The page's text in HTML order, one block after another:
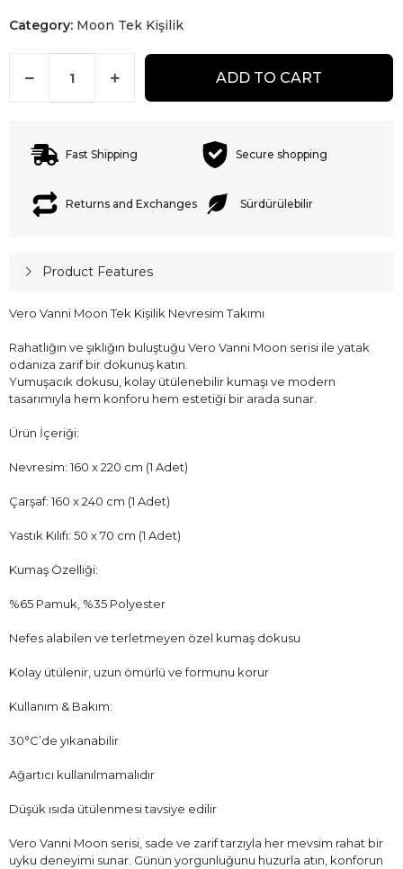
Category: Moon Tek Kişilik
ADD TO CART
Fast Shipping Secure shopping
Returns and Exchanges Sürdürülebilir
Product Features
Vero Vanni Moon Tek Kişilik Nevresim Takımı
Rahatlığın ve şıklığın buluştuğu Vero Vanni Moon serisi ile yatak
odanıza zarif bir dokunuş katın.
Yumuşacık dokusu, kolay ütülenebilir kumaşı ve modern
tasarımıyla hem konforu hem estetiği bir arada sunar.
Ürün İçeriği:
Nevresim: 160 x 220 cm (1 Adet)
Çarşaf: 160 x 240 cm (1 Adet)
Yastık Kılıfı: 50 x 70 cm (1 Adet)
Kumaş Özelliği:
%65 Pamuk, %35 Polyester
Nefes alabilen ve terletmeyen özel kumaş dokusu
Kolay ütülenir, uzun ömürlü ve formunu korur
Kullanım & Bakım:
30°C’de yıkanabilir
Ağartıcı kullanılmamalıdır
Düşük ısıda ütülenmesi tavsiye edilir
Vero Vanni Moon serisi, sade ve zarif tarzıyla her mevsim rahat bir
uyku deneyimi sunar. Günün yorgunluğunu huzurla atın, konforun